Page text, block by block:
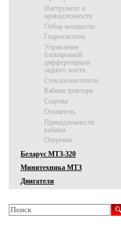
Инструмент и
принадлежности
Отбор мощности
Гидросистема
Управление
блокировкой
дифференциала
заднего моста
Стеклоочистители
Кабина трактора
Сиденье
Отопитель
Принадлежности
кабины
Оперение
Беларус МТЗ-320
Минитехника МТЗ
Двигатели